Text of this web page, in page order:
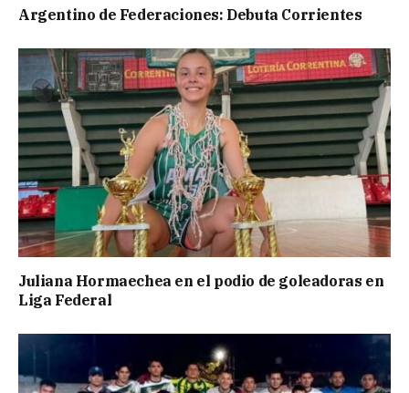
Argentino de Federaciones: Debuta Corrientes
Juliana Hormaechea en el podio de goleadoras en
Liga Federal